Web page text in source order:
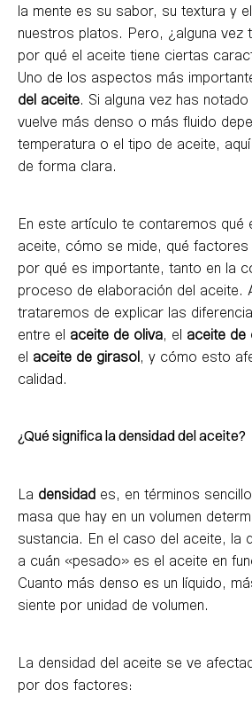
la mente es su sabor, su textura y
nuestros platos. Pero, ¿alguna vez
por qué el aceite tiene ciertas
Uno de los aspectos más
del aceite. Si alguna vez has
vuelve más denso o más fluido
temperatura o el tipo de aceite,
de forma clara.
En este artículo te contaremos qué
aceite, cómo se mide, qué factores
por qué es importante, tanto en la
proceso de elaboración del aceite.
trataremos de explicar las
entre el aceite de oliva, el aceite de
el aceite de girasol, y cómo esto
calidad.
¿Qué significa la densidad del aceite?
La densidad es, en términos
masa que hay en un volumen
sustancia. En el caso del aceite, la
a cuán «pesado» es el aceite en
Cuanto más denso es un líquido,
siente por unidad de volumen.
La densidad del aceite se ve
por dos factores: